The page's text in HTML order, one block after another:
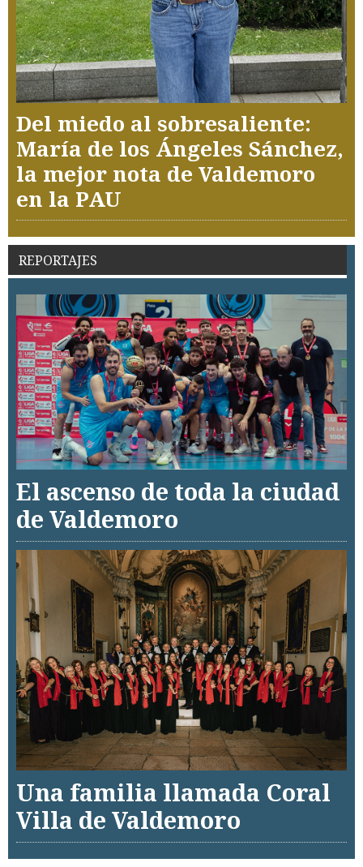
Del miedo al sobresaliente:
María de los Ángeles Sánchez,
la mejor nota de Valdemoro
en la PAU
REPORTAJES
El ascenso de toda la ciudad
de Valdemoro
Una familia llamada Coral
Villa de Valdemoro